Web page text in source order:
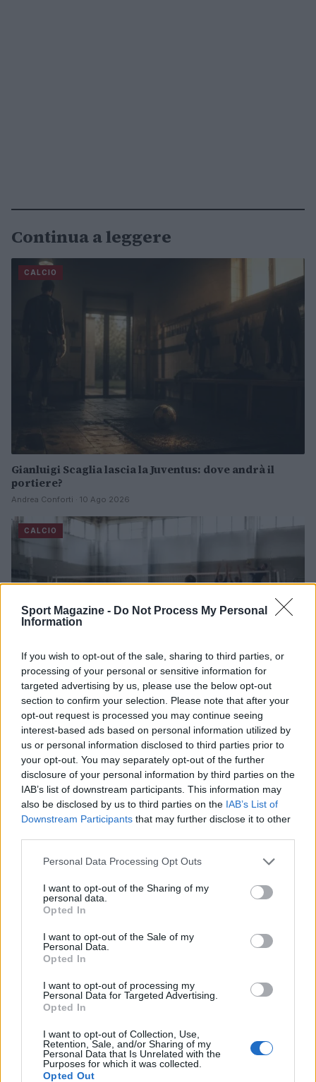
Sport Magazine - Do Not Process My Personal
Information
If you wish to opt-out of the sale, sharing to third parties, or
processing of your personal or sensitive information for
targeted advertising by us, please use the below opt-out
section to confirm your selection. Please note that after your
opt-out request is processed you may continue seeing
interest-based ads based on personal information utilized by
us or personal information disclosed to third parties prior to
your opt-out. You may separately opt-out of the further
disclosure of your personal information by third parties on the
IAB’s list of downstream participants. This information may
also be disclosed by us to third parties on the IAB’s List of
Downstream Participants that may further disclose it to other
Please note that this website/app uses one or more Google
not limited to your visit or usage behaviour. You may click to
grant or deny consent to Google and its third-party tags to
use your data for below specified purposes in below Google
consent section.
Personal Data Processing Opt Outs
I want to opt-out of the Sharing of my
personal data.
Opted In
I want to opt-out of the Sale of my
Personal Data.
Opted In
I want to opt-out of processing my
Personal Data for Targeted Advertising.
Opted In
I want to opt-out of Collection, Use,
Retention, Sale, and/or Sharing of my
Personal Data that Is Unrelated with the
Purposes for which it was collected.
Opted Out
Continua a leggere
CALCIO
Gianluigi Scaglia lascia la Juventus: dove andrà il
portiere?
Andrea Conforti · 10 Ago 2026
CALCIO
Volley Prata e la sfida della Superlega: le parole di
Simone Di Tommaso
Francesca Lombardi · 10 Ago 2026
CALCIO
Svezia in pista a Saas-Fee: Hector e Nyberg pronte per
la nuova stagione
Francesca Lombardi · 10 Ago 2026
PIÙ LETTI